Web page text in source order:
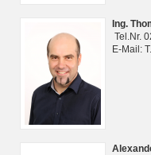
Ing.
Tel.Nr.
E-Mail: